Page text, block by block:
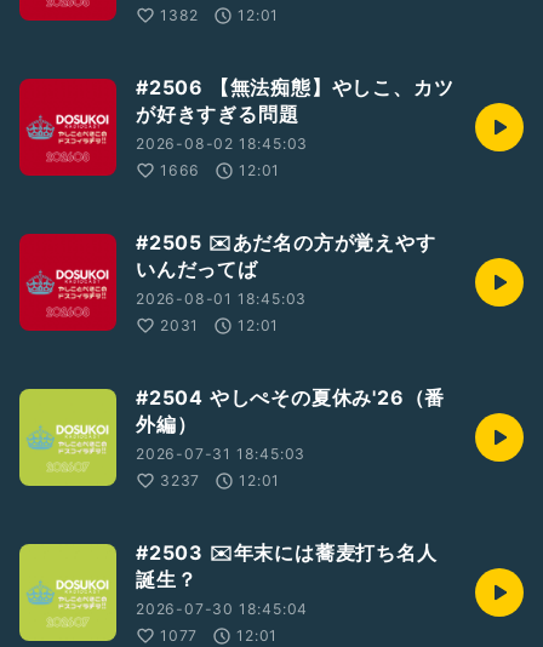
1382
12:01
#2506 【無法痴態】やしこ、カツ
が好きすぎる問題
2026-08-02 18:45:03
1666
12:01
#2505 ✉️あだ名の方が覚えやす
いんだってば
2026-08-01 18:45:03
2031
12:01
#2504 やしぺその夏休み'26（番
外編）
2026-07-31 18:45:03
3237
12:01
#2503 ✉️年末には蕎麦打ち名人
誕生？
2026-07-30 18:45:04
1077
12:01